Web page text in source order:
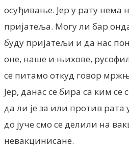
осуђивање. Јер у рату нема
пријатеља. Могу ли бар
буду пријатељи и да нас
оне, наше и њихове,
се питамо откуд говор
Јер, данас се бира са ким се
да ли је за или против рата
до јуче смо се делили на
невакцинисане.